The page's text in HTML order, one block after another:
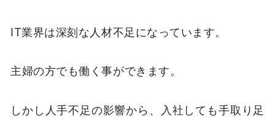
IT業界は深刻な人材不足になっています。
主婦の方でも働く事ができます。
しかし人手不足の影響から、入社しても手取り足